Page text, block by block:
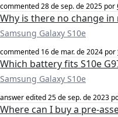
commented28 de sep. de 2025 por
Why is there no change
Samsung Galaxy S10e
commented 16 de mar. de 2024 por
Which battery fits S10e
Samsung Galaxy S10e
answer edited25 de sep. de 2023
Where can I buy a pre-